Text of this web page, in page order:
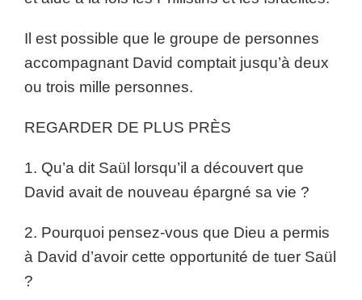
Il est possible que le groupe de personnes
accompagnant David comptait jusqu’à deux
ou trois mille personnes.
REGARDER DE PLUS PRÈS
1. Qu’a dit Saül lorsqu’il a découvert que
David avait de nouveau épargné sa vie ?
2. Pourquoi pensez-vous que Dieu a permis
à David d’avoir cette opportunité de tuer Saül
?